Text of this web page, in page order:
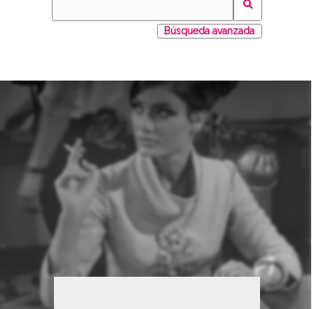
Búsqueda avanzada